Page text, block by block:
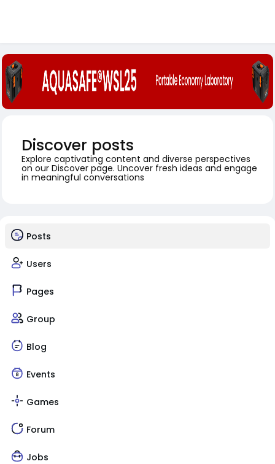
Discover posts
Explore captivating content and diverse perspectives
on our Discover page. Uncover fresh ideas and engage
in meaningful conversations
Posts
Users
Pages
Group
Blog
Events
Games
Forum
Jobs